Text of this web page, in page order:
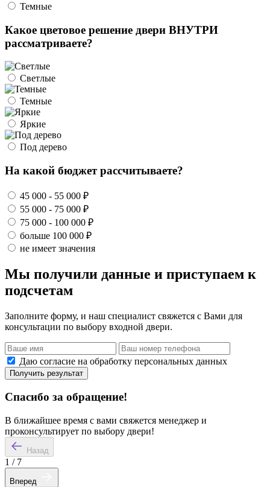
Темные
Какое цветовое решение двери ВНУТРИ
рассматриваете?
Светлые
Темные
Яркие
Под дерево
На какой бюджет рассчитываете?
45 000 - 55 000 ₽
55 000 - 75 000 ₽
75 000 - 100 000 ₽
больше 100 000 ₽
не имеет значения
Мы получили данные и приступаем к
подсчетам
Заполните форму, и наш специалист свяжется с Вами для
консультации по выбору входной двери.
Даю согласие на обработку персональных данных
Получить результат
Спасибо за обращение!
В ближайшее время с вами свяжется менеджер и
проконсультирует по выбору двери!
Назад
1 / 7
Вперед